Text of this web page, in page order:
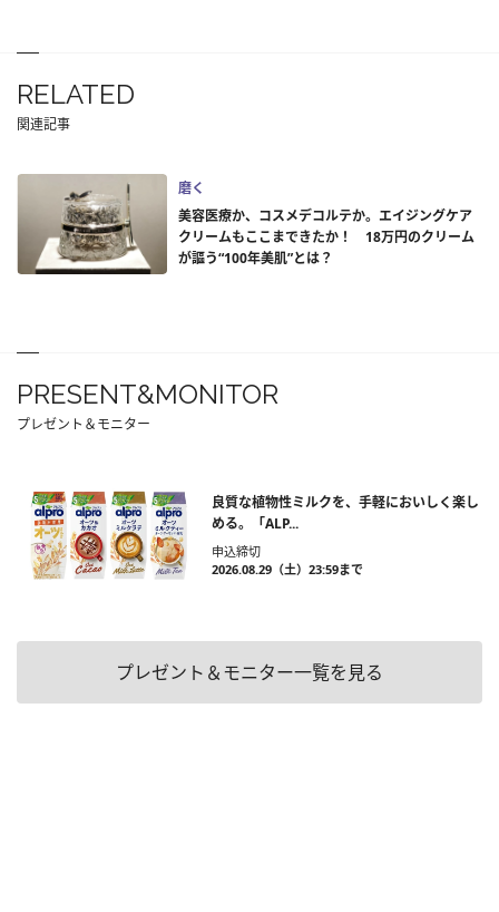
RELATED
関連記事
磨く
美容医療か、コスメデコルテか。エイジングケア
クリームもここまできたか！ 18万円のクリーム
が謳う“100年美肌”とは？
PRESENT&MONITOR
プレゼント＆モニター
良質な植物性ミルクを、手軽においしく楽し
める。「ALP...
申込締切
2026.08.29（土）23:59まで
プレゼント＆モニター一覧を見る